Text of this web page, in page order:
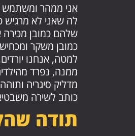
אני ממהר
לה שאני לא מרגיש
שלהם כמובן מכירה
למטה, אנחנו
ממנה, נפרד
מדליק סיגריה
כותב לשירה
תודה